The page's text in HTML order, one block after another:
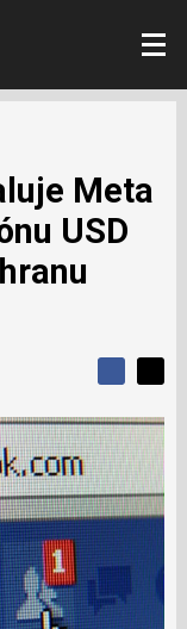
Meta
USD
S
d
í
l
e
t
S
í
e
j
t
e
a
F
c
e
í
e
j
t
e